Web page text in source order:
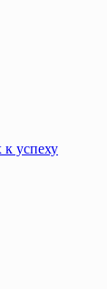
к успеху